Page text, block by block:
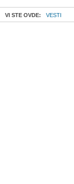
VI STE OVDE: VESTI